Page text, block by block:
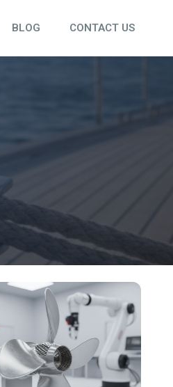
BLOG CONTACT US